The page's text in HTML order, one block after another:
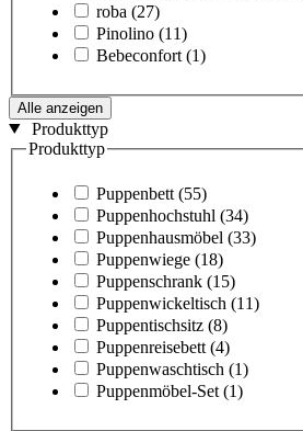
roba (27)
Pinolino (11)
Bebeconfort (1)
Alle anzeigen
Produkttyp
Produkttyp
Puppenbett (55)
Puppenhochstuhl (34)
Puppenhausmöbel (33)
Puppenwiege (18)
Puppenschrank (15)
Puppenwickeltisch (11)
Puppentischsitz (8)
Puppenreisebett (4)
Puppenwaschtisch (1)
Puppenmöbel-Set (1)